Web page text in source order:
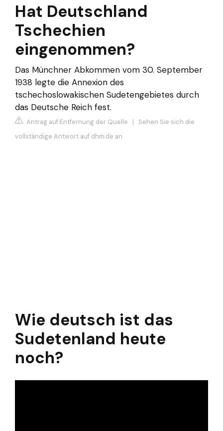
Hat Deutschland
Tschechien
eingenommen?
Das Münchner Abkommen vom 30. September
1938 legte die Annexion des
tschechoslowakischen Sudetengebietes durch
das Deutsche Reich fest.
Antrag auf Entfernung der Quelle | Sehen Sie sich die
vollständige Antwort auf dhm.de an
Wie deutsch ist das
Sudetenland heute
noch?